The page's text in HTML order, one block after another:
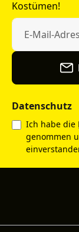
Kostümen!
Datenschutz
Ich habe die
genommen